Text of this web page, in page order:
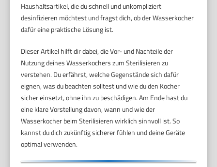
Haushaltsartikel, die du schnell und unkompliziert
desinfizieren möchtest und fragst dich, ob der Wasserkocher
dafür eine praktische Lösung ist.
Dieser Artikel hilft dir dabei, die Vor- und Nachteile der
Nutzung deines Wasserkochers zum Sterilisieren zu
verstehen. Du erfährst, welche Gegenstände sich dafür
eignen, was du beachten solltest und wie du den Kocher
sicher einsetzt, ohne ihn zu beschädigen. Am Ende hast du
eine klare Vorstellung davon, wann und wie der
Wasserkocher beim Sterilisieren wirklich sinnvoll ist. So
kannst du dich zukünftig sicherer fühlen und deine Geräte
optimal verwenden.